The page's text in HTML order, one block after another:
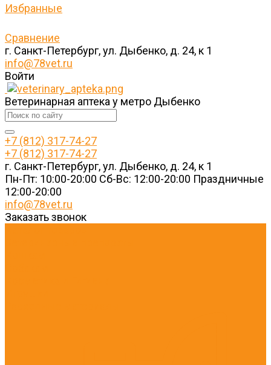
Избранные
Сравнение
г. Санкт-Петербург, ул. Дыбенко, д. 24, к 1
info@78vet.ru
Войти
Ветеринарная аптека у метро Дыбенко
+7 (812) 317-74-27
+7 (812) 317-74-27
г. Санкт-Петербург, ул. Дыбенко, д. 24, к 1
Пн-Пт: 10:00-20:00 Cб-Вс: 12:00-20:00 Праздничные
12:00-20:00
info@78vet.ru
Заказать звонок